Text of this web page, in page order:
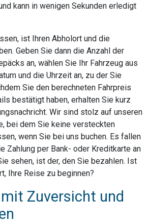
kann in wenigen Sekunden erledigt
ist Ihren Abholort und die
Geben Sie dann die Anzahl der
an, wählen Sie Ihr Fahrzeug aus
und die Uhrzeit an, zu der Sie
Sie den berechneten Fahrpreis
bestätigt haben, erhalten Sie kurz
Wir sind stolz auf unseren
bei dem Sie keine versteckten
wenn Sie bei uns buchen. Es fallen
Zahlung per Bank- oder Kreditkarte an
sehen, ist der, den Sie bezahlen. Ist
Ihre Reise zu beginnen?
Zuversicht und